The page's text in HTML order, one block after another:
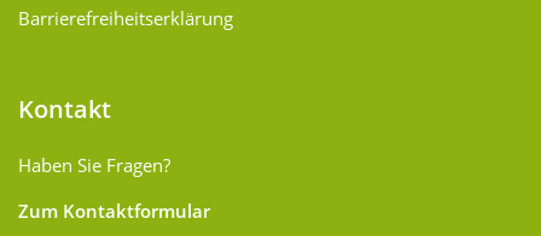
Barrierefreiheitserklärung
Kontakt
Haben Sie Fragen?
Zum Kontaktformular